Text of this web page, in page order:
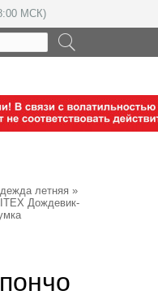
МСК)
летняя »
Дождевик-